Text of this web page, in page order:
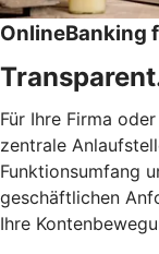
OnlineBanking
Für Ihre Firma
zentrale
Funktionsumfang
geschäftlichen
Ihre